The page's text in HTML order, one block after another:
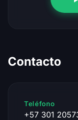
Contacto
Teléfono
+57 301